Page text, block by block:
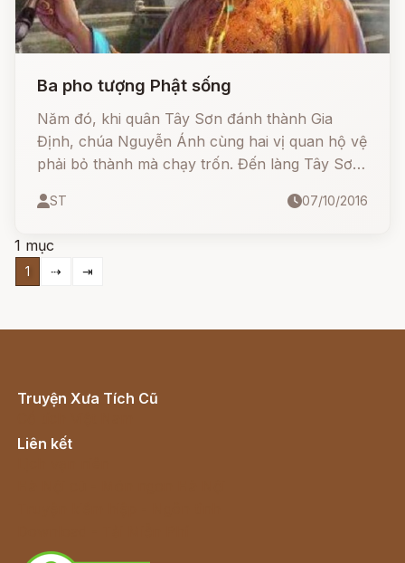
Ba pho tượng Phật sống
Năm đó, khi quân Tây Sơn đánh thành Gia
Định, chúa Nguyễn Ánh cùng hai vị quan hộ vệ
phải bỏ thành mà chạy trốn. Đến làng Tây Sơn
kiểng chùa.
ST 07/10/2016
1 mục
1 ⇢ ⇥
Truyện Xưa Tích Cũ
Liên kết